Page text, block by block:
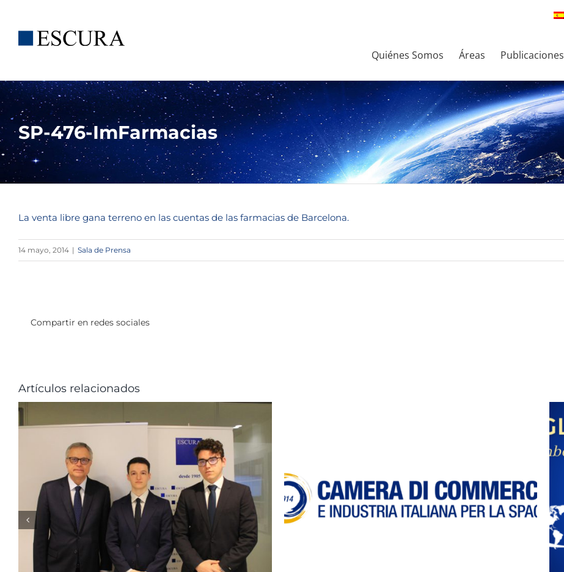
contenido
Quiénes Somos Áreas Publicaciones
SP-476-ImFarmacias
La venta libre gana terreno en las cuentas de las farmacias de Barcelona.
14 mayo, 2014 | Sala de Prensa
Compartir en redes sociales
Artículos relacionados